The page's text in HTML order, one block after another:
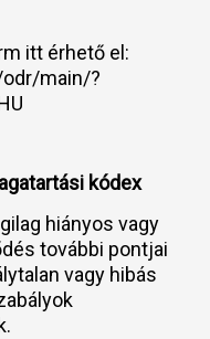
itt érhető el:
main/?
kódex
hiányos vagy
további pontjai
vagy hibás